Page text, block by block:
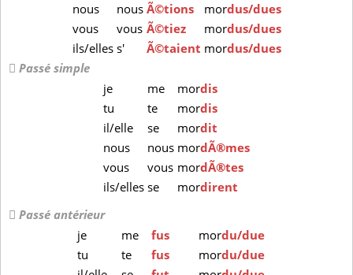
nous
nous Ã©tions mordus/dues
vous
vous Ã©tiez mordus/dues
ils/elles s' Ã©taient mordus/dues
Passé simple
je
me mordis
tu
te mordis
il/elle
se mordit
nous
nous mordÃ®mes
vous
vous mordÃ®tes
ils/ellesse mordirent
Passé antérieur
je
me fus mordu/due
tu
te fus mordu/due